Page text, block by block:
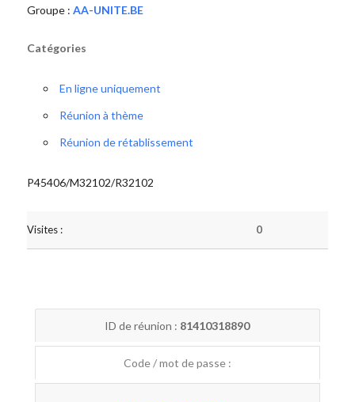
Groupe : AA-UNITE.BE
Catégories
En ligne uniquement
Réunion à thème
Réunion de rétablissement
P45406/M32102/R32102
Visites : 0
ID de réunion : 81410318890
Code / mot de passe :